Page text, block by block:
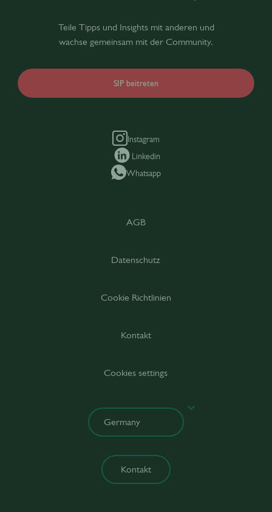
Teile Tipps und Insights mit anderen und
wachse gemeinsam mit der Community.
SIP beitreten
Instagram
Linkedin
Whatsapp
AGB
Datenschutz
Cookie Richtlinien
Kontakt
Cookies settings
Kontakt